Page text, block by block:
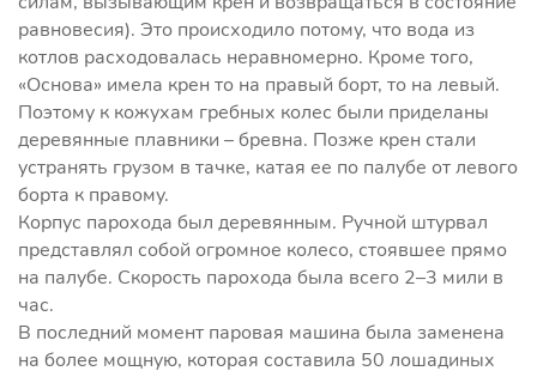
равновесия). Это происходило потому, что вода из
котлов расходовалась неравномерно. Кроме того,
«Основа» имела крен то на правый борт, то на левый.
Поэтому к кожухам гребных колес были приделаны
деревянные плавники – бревна. Позже крен стали
устранять грузом в тачке, катая ее по палубе от левого
борта к правому.
Корпус парохода был деревянным. Ручной штурвал
представлял собой огромное колесо, стоявшее прямо
на палубе. Скорость парохода была всего 2–3 мили в
час.
В последний момент паровая машина была заменена
на более мощную, которая составила 50 лошадиных